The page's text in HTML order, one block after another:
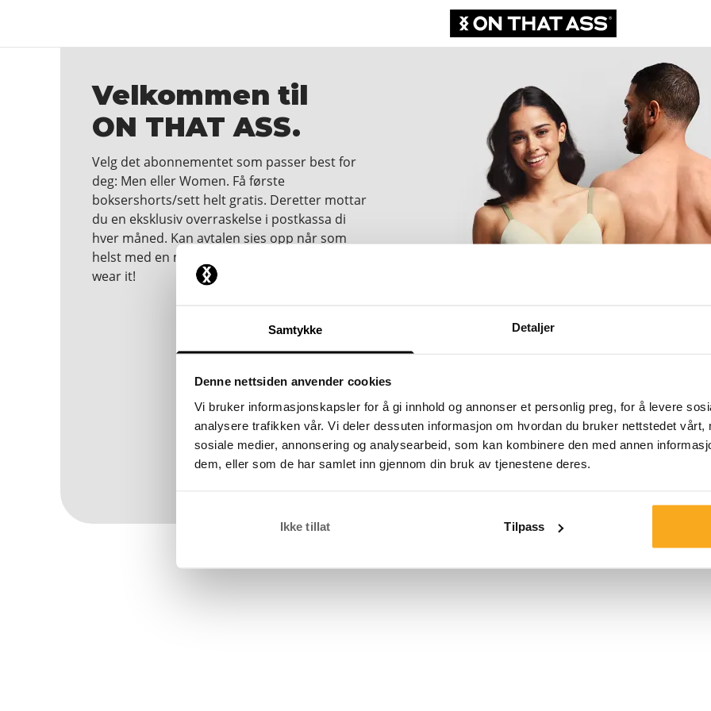
Samtykke Detaljer
Denne nettsiden anvender cookies
Vi bruker informasjonskapsler for å gi innhold og annonser et personlig preg, for å levere
analysere trafikken vår. Vi deler dessuten informasjon om hvordan du bruker nettstedet vårt,
sosiale medier, annonsering og analysearbeid, som kan kombinere den med annen
dem, eller som de har samlet inn gjennom din bruk av tjenestene deres.
Ikke tillat Tilpass
Velkommen til
ON THAT ASS.
Velg det abonnementet som passer best for
deg: Men eller Women. Få første
boksershorts/sett helt gratis. Deretter mottar
du en eksklusiv overraskelse i postkassa di
hver måned. Kan avtalen sies opp når som
helst med en måneds varsel. We dare you to
wear it!
Women